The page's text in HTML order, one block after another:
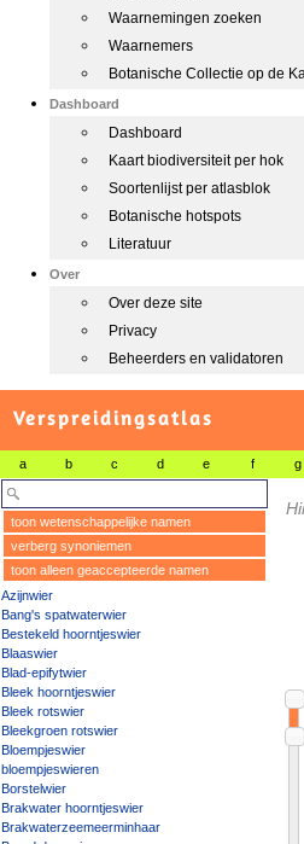
Waarnemingen zoeken
Waarnemers
Botanische Collectie op de
Dashboard
Dashboard
Kaart biodiversiteit per hok
Soortenlijst per atlasblok
Botanische hotspots
Literatuur
Over
Over deze site
Privacy
Beheerders en validatoren
Verspreidingsatlas
a b c d e f g
toon wetenschappelijke namen
verberg synoniemen
toon alleen geaccepteerde namen
Azijnwier
Bang's spatwaterwier
Bestekeld hoorntjeswier
Blaaswier
Blad-epifytwier
Bleek hoorntjeswier
Bleek rotswier
Bleekgroen rotswier
Bloempjeswier
bloempjeswieren
Borstelwier
Brakwater hoorntjeswier
Brakwaterzeemeerminhaar